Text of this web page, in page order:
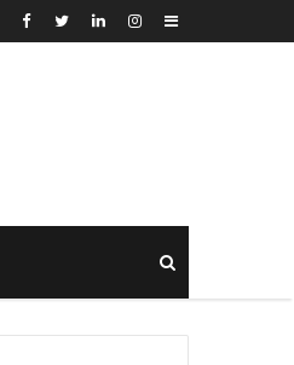
Sidebar